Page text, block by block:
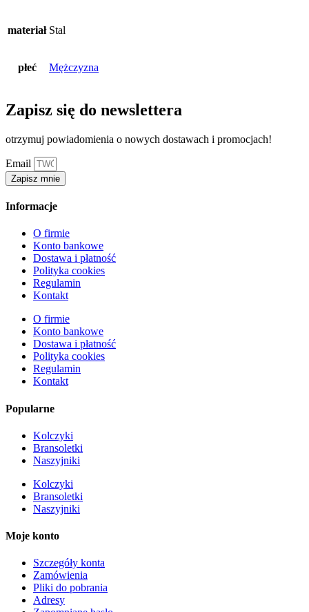
materiał Stal
płeć Mężczyzna
Zapisz się do newslettera
otrzymuj powiadomienia o nowych dostawach i promocjach!
Email
Zapisz mnie
Informacje
O firmie
Konto bankowe
Dostawa i płatność
Polityka cookies
Regulamin
Kontakt
O firmie
Konto bankowe
Dostawa i płatność
Polityka cookies
Regulamin
Kontakt
Popularne
Kolczyki
Bransoletki
Naszyjniki
Kolczyki
Bransoletki
Naszyjniki
Moje konto
Szczegóły konta
Zamówienia
Pliki do pobrania
Adresy